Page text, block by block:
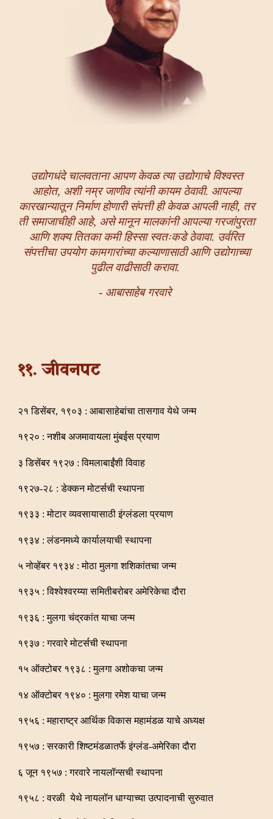
उद्योगधंदे चालवताना आपण केवळ त्या उद्योगाचे विश्वस्त
आहोत, अशी नम्र जाणीव त्यांनी कायम ठेवावी. आपल्या
कारखान्यातून निर्माण होणारी संपत्ती ही केवळ आपली नाही, तर
ती समाजाचीही आहे, असे मानून मालकांनी आपल्या गरजांपुरता
आणि शक्य तितका कमी हिस्सा स्वतःकडे ठेवावा. उर्वरित
संपत्तीचा उपयोग कामगारांच्या कल्याणासाठी आणि उद्योगाच्या
पुढील वाढीसाठी करावा.
- आबासाहेब गरवारे
११. जीवनपट
२१ डिसेंबर, १९०३ : आबासाहेबांचा तासगाव येथे जन्म
१९२० : नशीब अजमावायला मुंबईस प्रयाण
३ डिसेंबर १९२७ : विमलाबाईंशी विवाह
१९२७-२८ : डेक्कन मोटर्सची स्थापना
१९३३ : मोटार व्यवसायासाठी इंग्लंडला प्रयाण
१९३४ : लंडनमध्ये कार्यालयाची स्थापना
५ नोव्हेंबर १९३४ : मोठा मुलगा शशिकांतचा जन्म
१९३५ : विश्वेश्वरय्या समितीबरोबर अमेरिकेचा दौरा
१९३६ : मुलगा चंद्रकांत याचा जन्म
१९३७ : गरवारे मोटर्सची स्थापना
१५ ऑक्टोबर १९३८ : मुलगा अशोकचा जन्म
१४ ऑक्टोबर १९४० : मुलगा रमेश याचा जन्म
१९५६ : महाराष्ट्र आर्थिक विकास महामंडळ याचे अध्यक्ष
१९५७ : सरकारी शिष्टमंडळातर्फे इंग्लंड-अमेरिका दौरा
६ जून १९५७ : गरवारे नायलॉन्सची स्थापना
१९५८ : वरळी येथे नायलॉन धाग्याच्या उत्पादनाची सुरुवात